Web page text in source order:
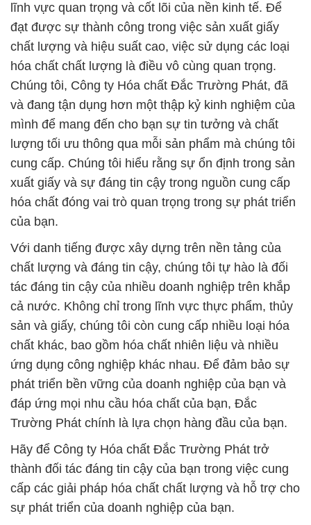
lĩnh vực quan trọng và cốt lõi của nền kinh tế. Để
đạt được sự thành công trong việc sản xuất giấy
chất lượng và hiệu suất cao, việc sử dụng các loại
hóa chất chất lượng là điều vô cùng quan trọng.
Chúng tôi, Công ty Hóa chất Đắc Trường Phát, đã
và đang tận dụng hơn một thập kỷ kinh nghiệm của
mình để mang đến cho bạn sự tin tưởng và chất
lượng tối ưu thông qua mỗi sản phẩm mà chúng tôi
cung cấp. Chúng tôi hiểu rằng sự ổn định trong sản
xuất giấy và sự đáng tin cậy trong nguồn cung cấp
hóa chất đóng vai trò quan trọng trong sự phát triển
của bạn.
Với danh tiếng được xây dựng trên nền tảng của
chất lượng và đáng tin cậy, chúng tôi tự hào là đối
tác đáng tin cậy của nhiều doanh nghiệp trên khắp
cả nước. Không chỉ trong lĩnh vực thực phẩm, thủy
sản và giấy, chúng tôi còn cung cấp nhiều loại hóa
chất khác, bao gồm hóa chất nhiên liệu và nhiều
ứng dụng công nghiệp khác nhau. Để đảm bảo sự
phát triển bền vững của doanh nghiệp của bạn và
đáp ứng mọi nhu cầu hóa chất của bạn, Đắc
Trường Phát chính là lựa chọn hàng đầu của bạn.
Hãy để Công ty Hóa chất Đắc Trường Phát trở
thành đối tác đáng tin cậy của bạn trong việc cung
cấp các giải pháp hóa chất chất lượng và hỗ trợ cho
sự phát triển của doanh nghiệp của bạn.